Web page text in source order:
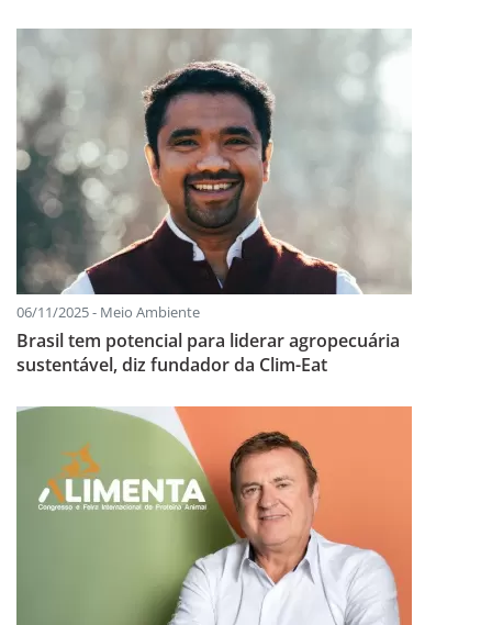
06/11/2025 - Meio Ambiente
Brasil tem potencial para liderar agropecuária
sustentável, diz fundador da Clim-Eat